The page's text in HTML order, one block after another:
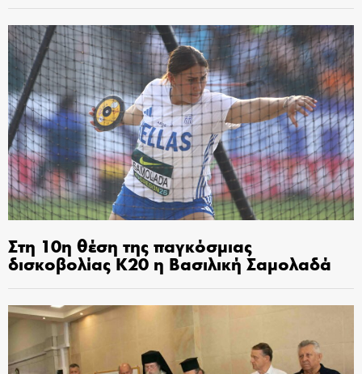
Στη 10η θέση της παγκόσμιας
δισκοβολίας Κ20 η Βασιλική Σαμολαδά